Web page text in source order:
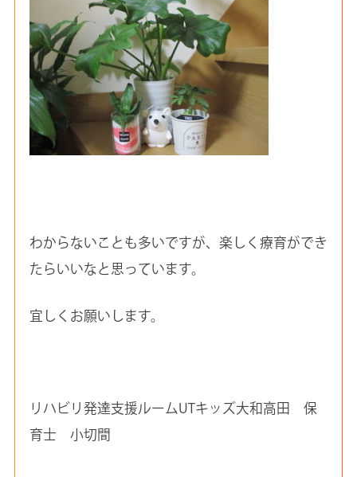
わからないことも多いですが、楽しく療育ができ
たらいいなと思っています。
宜しくお願いします。
リハビリ発達支援ルームUTキッズ大和高田 保
育士 小切間